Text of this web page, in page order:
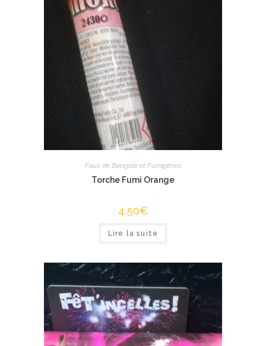
Feux de Bengale et Fumigènes
Torche Fumi Orange
4,50€
Lire la suite